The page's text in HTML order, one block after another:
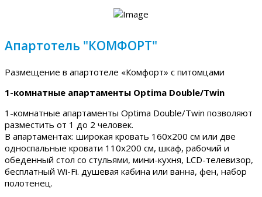
Апартотель "КОМФОРТ"
Размещение в апартотеле «Комфорт» с питомцами
1-комнатные апартаменты Optima Double/Twin
1-комнатные апартаменты Optima Double/Twin позволяют
разместить от 1 до 2 человек.
В апартаментах: широкая кровать 160х200 см или две
односпальные кровати 110х200 см, шкаф, рабочий и
обеденный стол со стульями, мини-кухня, LCD-телевизор,
бесплатный Wi-Fi. душевая кабина или ванна, фен, набор
полотенец.